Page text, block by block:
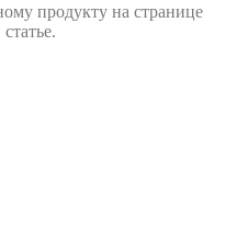
продукту на странице